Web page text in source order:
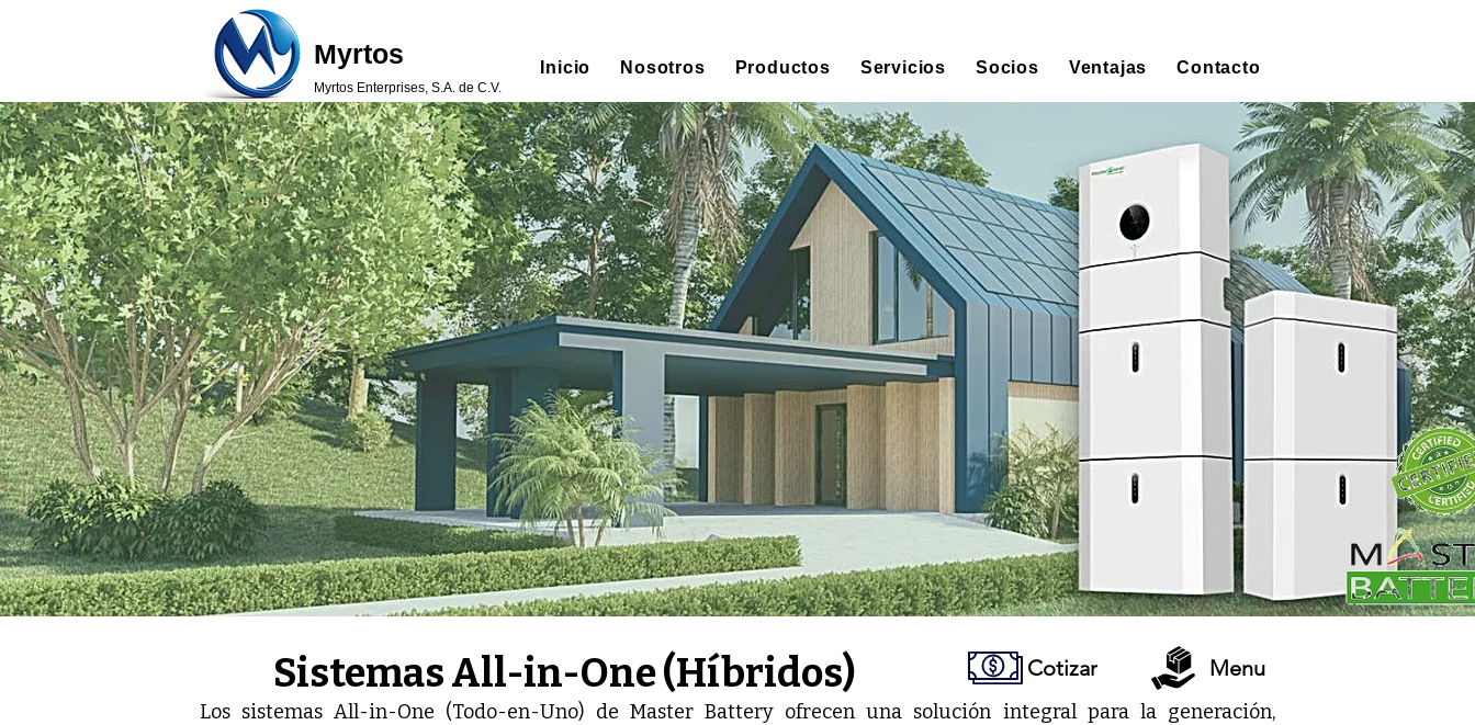
Myrtos
Myrtos Enterprises, S.A. de C.V.
Inicio Nosotros Productos Servicios Socios Ventajas Contacto
Sistemas All-in-One (Híbridos) Cotizar Menu
Los sistemas All-in-One (Todo-en-Uno) de Master Battery ofrecen una solución integral para la generación,